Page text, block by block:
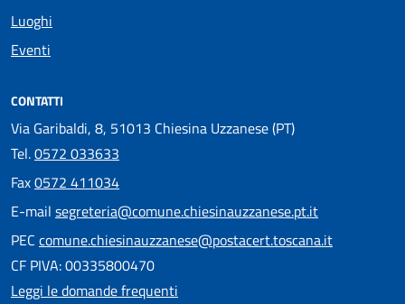
Luoghi
Eventi
CONTATTI
Via Garibaldi, 8, 51013 Chiesina Uzzanese (PT)
Tel.0572 033633
Fax0572 411034
E-mail segreteria@comune.chiesinauzzanese.pt.it
PEC comune.chiesinauzzanese@postacert.toscana.it
CF PIVA: 00335800470
Leggi le domande frequenti